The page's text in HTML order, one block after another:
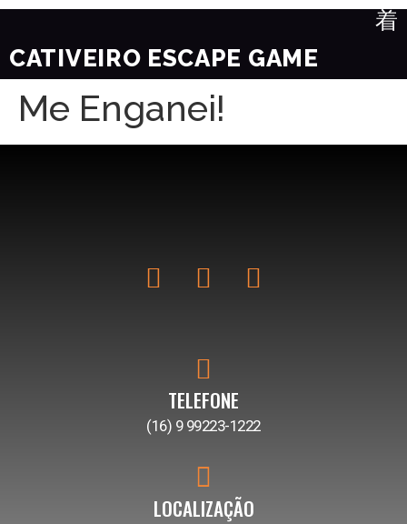
CATIVEIRO ESCAPE GAME
Me Enganei!
TELEFONE
(16) 9 99223-1222
LOCALIZAÇÃO